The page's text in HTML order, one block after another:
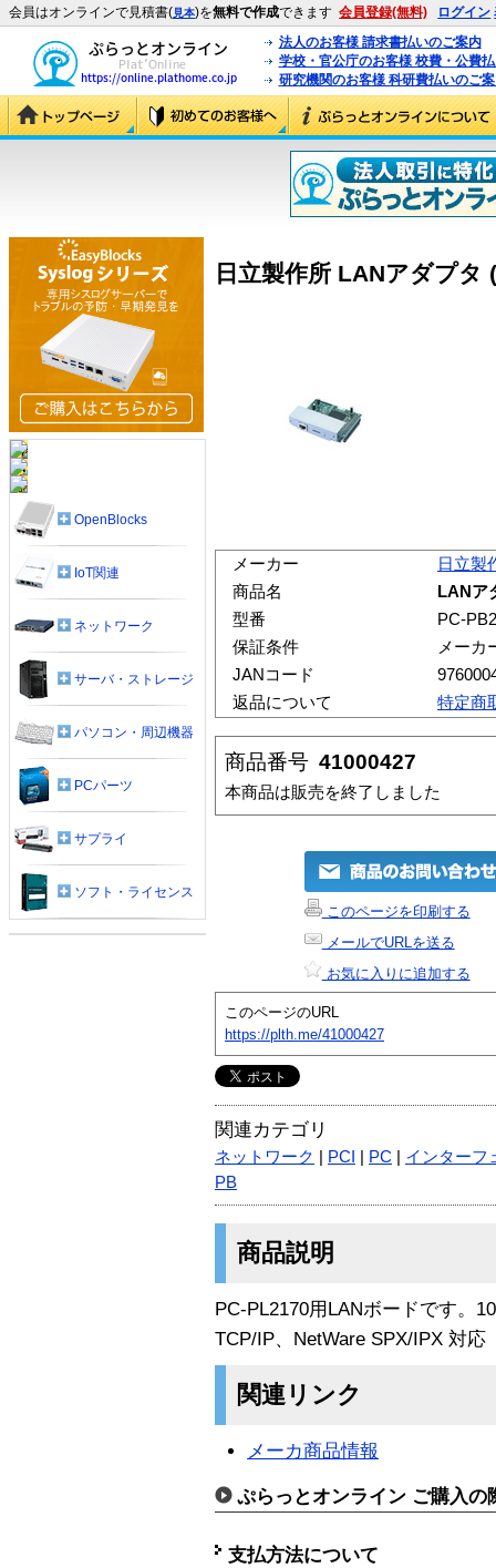
会員はオンラインで見積書(見本)を無料で作成できます 会員登録(無料) ログイン
法人のお客様 請求書払いのご案内
学校・官公庁のお客様 校費・公費
研究機関のお客様 科研費払いのご
日立製作所 LANアダプタ
メーカー
日立製
商品名
LANア
型番
PC-
保証条件
メーカ
JANコード
返品について
特定商
商品番号 41000427
本商品は販売を終了しました
このページを印刷する
メールでURLを送る
お気に入りに追加する
このページのURL
https://plth.me/41000427
関連カテゴリ
ネットワーク PCI PC
インターフ
PB
商品説明
PC-PL2170用LANボードです。
TCP/IP、NetWare SPX/IPX 対応
関連リンク
メーカ商品情報
ぷらっとオンライン ご購入の
支払方法について
OpenBlocks
IoT関連
ネットワーク
サーバ・ストレージ
パソコン・周辺機器
PCパーツ
サプライ
ソフト・ライセンス